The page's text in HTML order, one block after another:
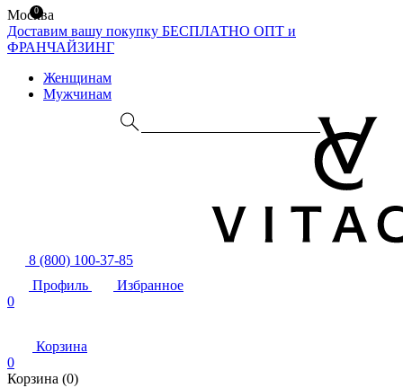
Москва
Доставим вашу покупку БЕСПЛАТНО ОПТ и
ФРАНЧАЙЗИНГ
Женщинам
Мужчинам
8 (800) 100-37-85
Профиль
Избранное
0
Корзина
0
Корзина (0)
0